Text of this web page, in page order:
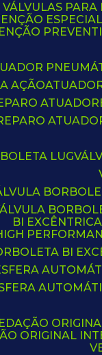
VÁLVULAS
AÇÃO
LUG
VÁLVULA
BI EXCÊNTRICA
BI
ORIGINAL